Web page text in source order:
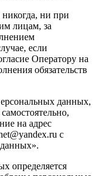
ни при
лицам, за
если
Оператору на
обязательств
данных,
на адрес
с
определяется